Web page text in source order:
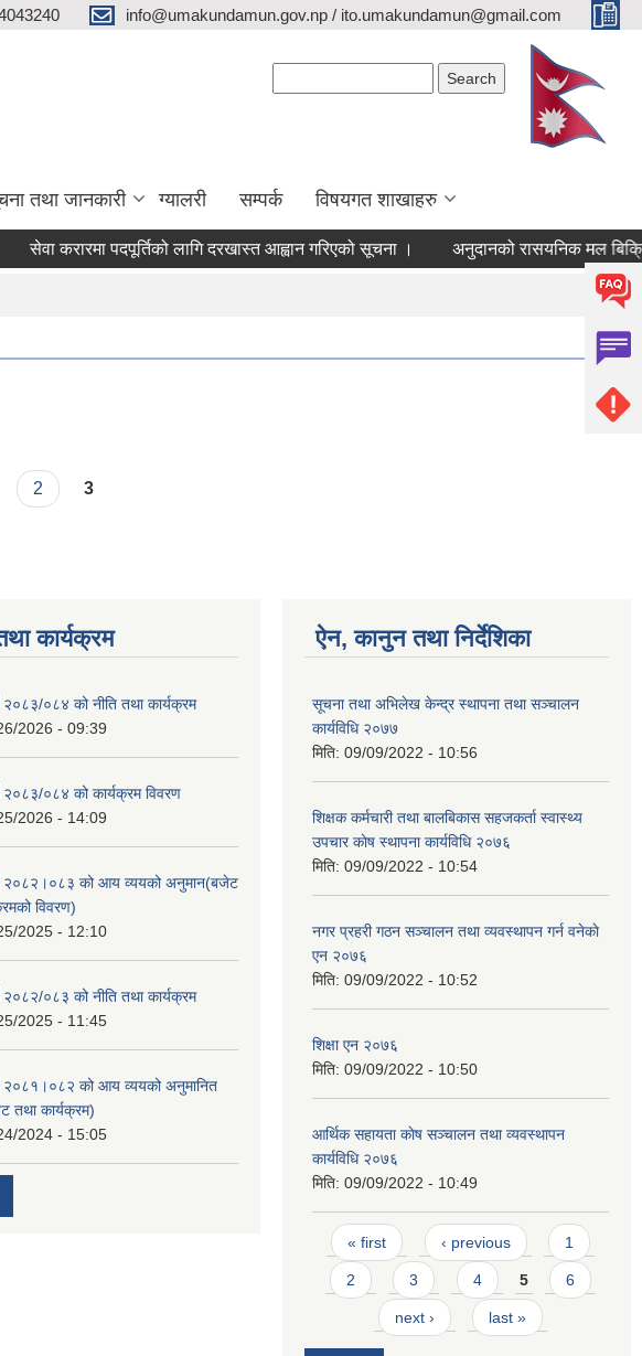
info@umakundamun.gov.np / ito.umakundamun@gmail.com
तथा जानकारी ग्यालरी सम्पर्क विषयगत शाखाहरु
सेवा करारमा पदपूर्तिको लागि दरखास्त आह्वान गरिएको सूचना । अनुदानको रासयनिक मल बिक्रि
2 3
कार्यक्रम
२०८३/०८४ को नीति तथा कार्यक्रम
2026 - 09:39
२०८३/०८४ को कार्यक्रम विवरण
2026 - 14:09
२०८२।०८३ को आय व्ययको अनुमान(बजेट
विवरण)
2025 - 12:10
२०८२/०८३ को नीति तथा कार्यक्रम
2025 - 11:45
२०८१।०८२ को आय व्ययको अनुमानित
तथा कार्यक्रम)
2024 - 15:05
ऐन, कानुन तथा निर्देशिका
सूचना तथा अभिलेख केन्द्र स्थापना तथा सञ्चालन
कार्यविधि २०७७
मिति: 09/09/2022 - 10:56
शिक्षक कर्मचारी तथा बालबिकास सहजकर्ता स्वास्थ्य
उपचार काेष स्थापना कार्यविधि २०७६
मिति: 09/09/2022 - 10:54
नगर प्रहरी गठन सञ्चालन तथा व्यवस्थापन गर्न वनेकाे
एन २०७६
मिति: 09/09/2022 - 10:52
शिक्षा एन २०७६
मिति: 09/09/2022 - 10:50
आर्थिक सहायता काेष सञ्चालन तथा व्यवस्थापन
कार्यविधि २०७६
मिति: 09/09/2022 - 10:49
Pages
« first ‹ previous 1
2 3 4 5 6
next › last »